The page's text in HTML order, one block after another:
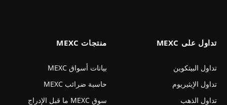
تداول على MEXC
تداول البيتكوين
تداول الإيثيريوم
تداول الذهب
منتجات MEXC
بيانات أسواق MEXC
حاسبة ضرائب MEXC
سوق MEXC ما قبل الإدراج